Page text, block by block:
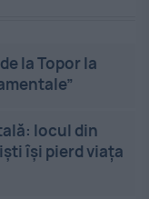
la Topor la
locul din
își pierd viața